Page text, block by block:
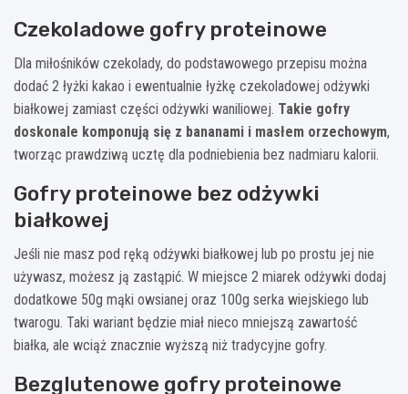
Czekoladowe gofry proteinowe
Dla miłośników czekolady, do podstawowego przepisu można
dodać 2 łyżki kakao i ewentualnie łyżkę czekoladowej odżywki
białkowej zamiast części odżywki waniliowej. Takie gofry
doskonale komponują się z bananami i masłem orzechowym,
tworząc prawdziwą ucztę dla podniebienia bez nadmiaru kalorii.
Gofry proteinowe bez odżywki
białkowej
Jeśli nie masz pod ręką odżywki białkowej lub po prostu jej nie
używasz, możesz ją zastąpić. W miejsce 2 miarek odżywki dodaj
dodatkowe 50g mąki owsianej oraz 100g serka wiejskiego lub
twarogu. Taki wariant będzie miał nieco mniejszą zawartość
białka, ale wciąż znacznie wyższą niż tradycyjne gofry.
Bezglutenowe gofry proteinowe